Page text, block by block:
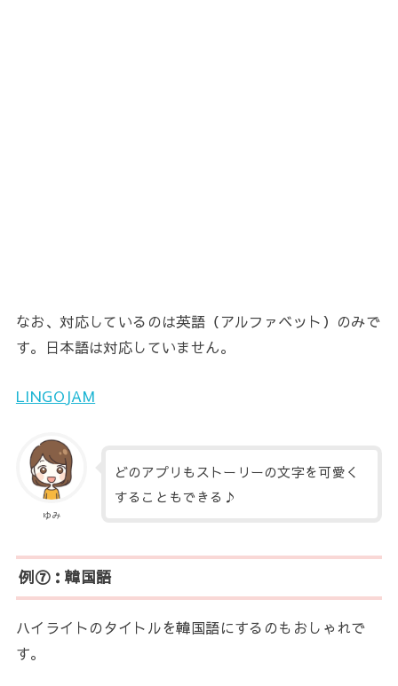
なお、対応しているのは英語（アルファベット）のみで
す。日本語は対応していません。
LINGOJAM
ゆみ
どのアプリもストーリーの文字を可愛く
することもできる♪
例⑦：韓国語
ハイライトのタイトルを韓国語にするのもおしゃれで
す。